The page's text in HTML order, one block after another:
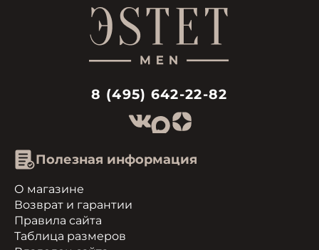
8 (495) 642-22-82
Полезная информация
О магазине
Возврат и гарантии
Правила сайта
Таблица размеров